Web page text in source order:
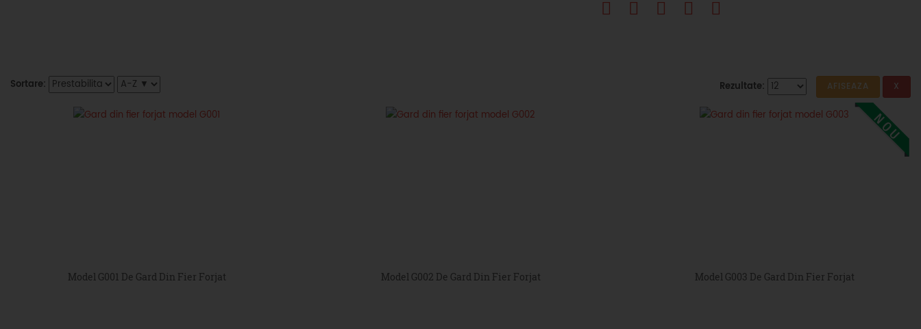
Sortare: Rezultate:
Model G001 De Gard Din Fier Forjat Model G002 De Gard Din Fier Forjat Model G003 De Gard Din Fier Forjat